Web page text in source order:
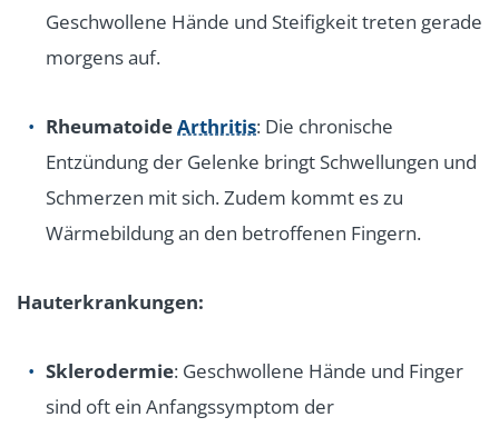
Geschwollene Hände und Steifigkeit treten gerade
morgens auf.
RheumatoideArthritis: Die chronische
Entzündung der Gelenke bringt Schwellungen und
Schmerzen mit sich. Zudem kommt es zu
Wärmebildung an den betroffenen Fingern.
Hauterkrankungen:
Sklerodermie: Geschwollene Hände und Finger
sind oft ein Anfangssymptom der